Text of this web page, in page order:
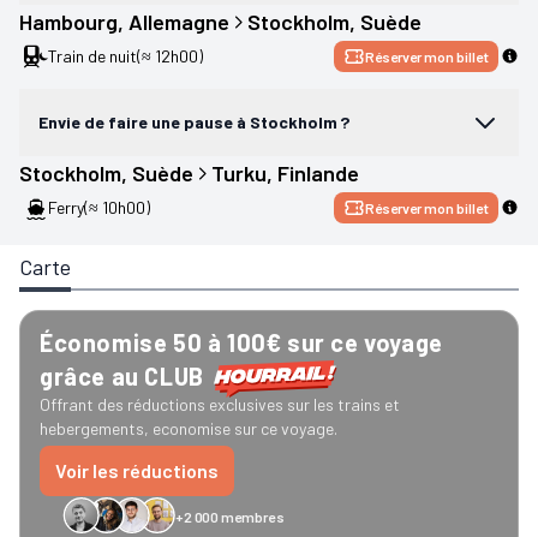
Hambourg, Allemagne Stockholm, Suède
Train de nuit(≈ 12h00) Réserver mon billet
Envie de faire une pause à Stockholm ?
Stockholm, Suède Turku, Finlande
Ferry(≈ 10h00) Réserver mon billet
Carte
Économise 50 à 100€ sur ce voyage
grâce au CLUB
Offrant des réductions exclusives sur les trains et
hebergements, economise sur ce voyage.
Voir les réductions
+2 000 membres
GreenGo Caledonian